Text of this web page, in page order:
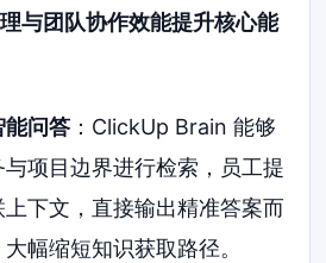
与团队协作效能提升核心能
能问答：ClickUp Brain 能够
项目边界进行检索，员工提
下文，直接输出精准答案而
幅缩短知识获取路径。